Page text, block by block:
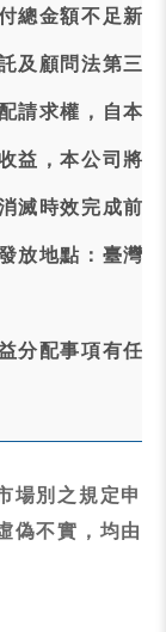
總金額不足新
及顧問法第三
請求權，自本
益，本公司將
滅時效完成前
放地點：臺灣
分配事項有任
場別之規定申
偽不實，均由